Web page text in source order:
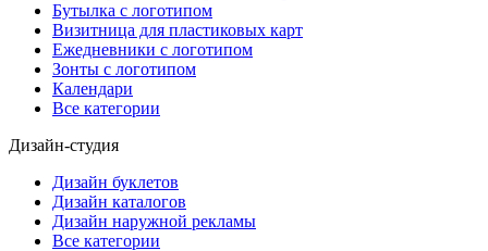
Бутылка с логотипом
Визитница для пластиковых карт
Ежедневники с логотипом
Зонты с логотипом
Календари
Все категории
Дизайн-студия
Дизайн буклетов
Дизайн каталогов
Дизайн наружной рекламы
Все категории